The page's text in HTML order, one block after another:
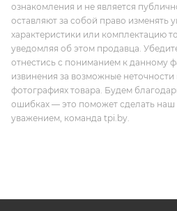
ознакомления и не является
оставляют за собой право изменять
характеристики или комплектацию
уведомляя об этом продавца.
отнестись с пониманием к данному
извинения за возможные
фотографиях товара. Будем
ошибках — это поможет сделать наш
уважением, команда tpi.by.